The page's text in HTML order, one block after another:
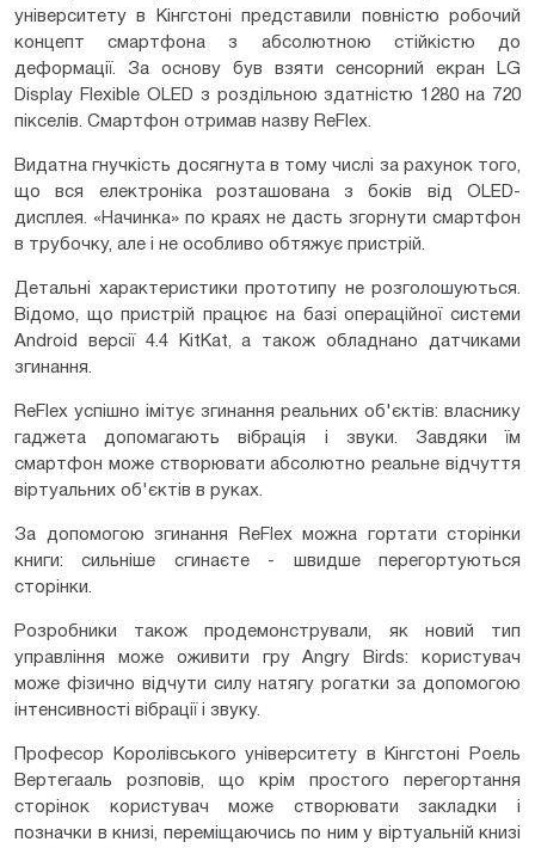
університету в Кінгстоні представили повністю робочий
концепт смартфона з абсолютною стійкістю до
деформації. За основу був взяти сенсорний екран LG
Display Flexible OLED з роздільною здатністю 1280 на 720
пікселів. Смартфон отримав назву ReFlex.
Видатна гнучкість досягнута в тому числі за рахунок того,
що вся електроніка розташована з боків від OLED-
дисплея. «Начинка» по краях не дасть згорнути смартфон
в трубочку, але і не особливо обтяжує пристрій.
Детальні характеристики прототипу не розголошуються.
Відомо, що пристрій працює на базі операційної системи
Android версії 4.4 KitKat, а також обладнано датчиками
згинання.
ReFlex успішно імітує згинання реальних об'єктів: власнику
гаджета допомагають вібрація і звуки. Завдяки їм
смартфон може створювати абсолютно реальне відчуття
віртуальних об'єктів в руках.
За допомогою згинання ReFlex можна гортати сторінки
книги: сильніше сгинаєте - швидше перегортуються
сторінки.
Розробники також продемонстрували, як новий тип
управління може оживити гру Angry Birds: користувач
може фізично відчути силу натягу рогатки за допомогою
інтенсивності вібрації і звуку.
Професор Королівського університету в Кінгстоні Роель
Вертегааль розповів, що крім простого перегортання
сторінок користувач може створювати закладки і
позначки в книзі, переміщаючись по ним у віртуальній книзі